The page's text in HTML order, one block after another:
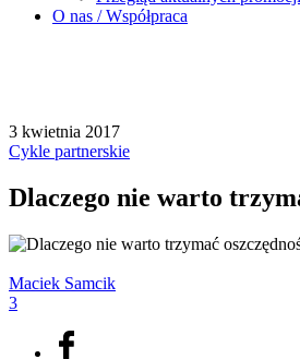
O nas / Współpraca
3 kwietnia 2017
Cykle partnerskie
Dlaczego nie warto
Maciek Samcik
3